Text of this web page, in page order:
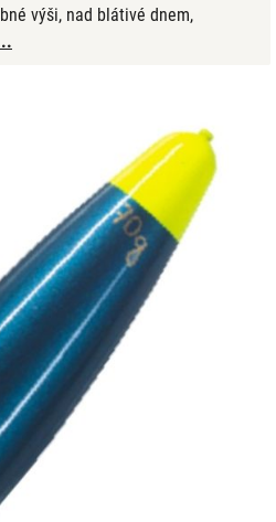
výši, nad blátivé dnem,